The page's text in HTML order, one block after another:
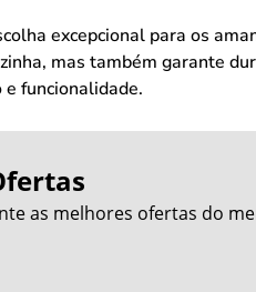
excepcional para os
mas também garante
funcionalidade.
as melhores ofertas do